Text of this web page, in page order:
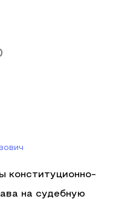
конституционно-
на судебную